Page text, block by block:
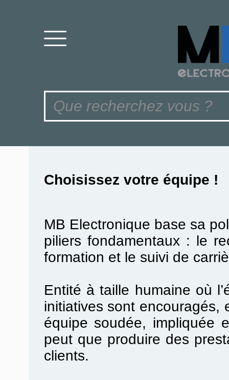
Choisissez votre équipe !
MB Electronique base sa
piliers fondamentaux : le
formation et le suivi de
Entité à taille humaine où l’
initiatives sont encouragés,
équipe soudée, impliquée
peut que produire des
clients.